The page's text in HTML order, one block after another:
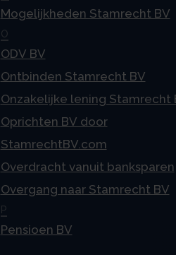
Mogelijkheden Stamrecht BV
O
ODV BV
Ontbinden Stamrecht BV
Onzakelijke lening Stamrecht
Oprichten BV door
StamrechtBV.com
Overdracht vanuit banksparen
Overgang naar Stamrecht BV
P
Pensioen BV